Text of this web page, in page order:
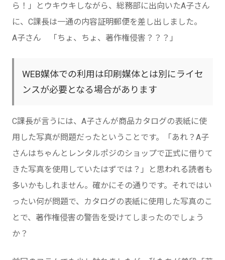
ら！」とウキウキしながら、総務部に出向いたA子さん
に、C課長は一通の内容証明郵便を差し出しました。
A子さん 「ちょ、ちょ、著作権侵害？？？」
WEB媒体での利用は印刷媒体とは別にライセ
ンスが必要となる場合があります
C課長が言うには、A子さんが商品カタログの表紙に使
用した写真が問題だったということです。「あれ？A子
さんはちゃんとレンタルポジのショップで正式に借りて
きた写真を使用していたはずでは？」と思われる読者も
多いかもしれません。確かにその通りです。それではい
ったい何が問題で、カタログの表紙に使用した写真のこ
とで、著作権侵害の警告を受けてしまったのでしょう
か？